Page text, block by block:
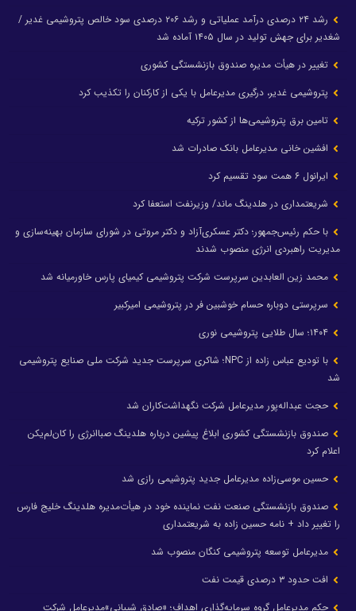
رشد ۲۴ درصدی درآمد عملیاتی و رشد ۲۰۶ درصدی سود خالص پتروشیمی غدیر /
شغدیر برای جهش تولید در سال ۱۴۰۵ آماده شد
تغییر در هیأت مدیره صندوق بازنشستگی کشوری
پتروشیمی غدیر، درگیری مدیرعامل با یکی از کارکنان را تکذیب کرد
تامین برق پتروشیمی‌ها از کشور ترکیه
افشین خانی مدیرعامل بانک صادرات شد
ایرانول ۶ همت سود تقسیم کرد
شریعتمداری در هلدینگ ماند/ وزیرنفت استعفا کرد
با حکم رئیس‌جمهور؛ دکتر عسکری‌آزاد و دکتر مروتی در شورای سازمان بهینه‌سازی و
مدیریت راهبردی انرژی منصوب شدند
محمد زین العابدین سرپرست شرکت پتروشیمی کیمیای پارس خاورمیانه شد
سرپرستی دوباره حسام خوشبین فر در پتروشیمی امیرکبیر
با تودیع عباس زاده از NPC؛ شاکری سرپرست جدید شرکت ملی صنایع پتروشیمی
شد
حجت عبداله‌پور مدیرعامل شرکت نگهداشت‌کاران شد
صندوق بازنشستگی کشوری ابلاغ پیشین درباره هلدینگ صباانرژی را کان‌لم‌یکن
اعلام کرد
حسین موسی‌زاده مدیرعامل جدید پتروشیمی رازی شد
صندوق بازنشستگی صنعت نفت نماینده خود در هیأت‌مدیره هلدینگ خلیج فارس
را تغییر داد + نامه حسین زاده به شریعتمداری
مدیرعامل توسعه پتروشیمی کنگان منصوب شد
افت حدود ۳ درصدی قیمت نفت
حکم مدیرعامل گروه سرمایه‌گذاری اهداف؛ «صادق شیبانی»مدیرعامل شرکت